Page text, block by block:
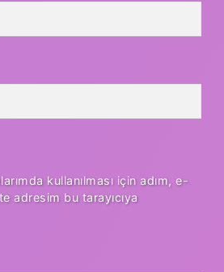
kullanılması için adım, e-
adresim bu tarayıcıya